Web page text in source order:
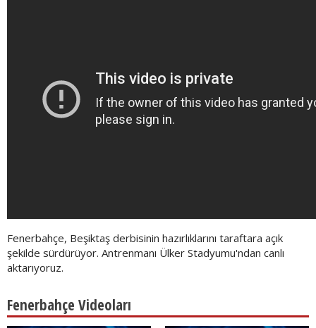
Fenerbahçe, Beşiktaş derbisinin hazırlıklarını taraftara açık
şekilde sürdürüyor. Antrenmanı Ülker Stadyumu'ndan canlı
aktarıyoruz.
Fenerbahçe Videoları